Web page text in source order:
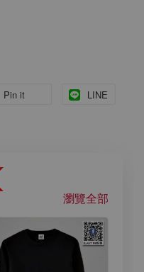
Pin it LINE
瀏覽全部